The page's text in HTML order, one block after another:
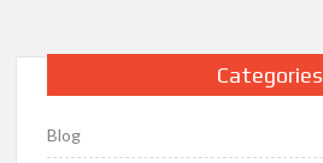
Categories
Blog